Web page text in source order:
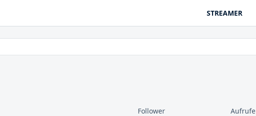
STREAMER
Follower Aufrufe